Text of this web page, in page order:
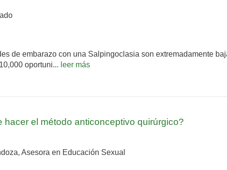
de embarazo con una Salpingoclasia son extremadamente
oportuni... leer más
hacer el método anticonceptivo quirúrgico?
Asesora en Educación Sexual